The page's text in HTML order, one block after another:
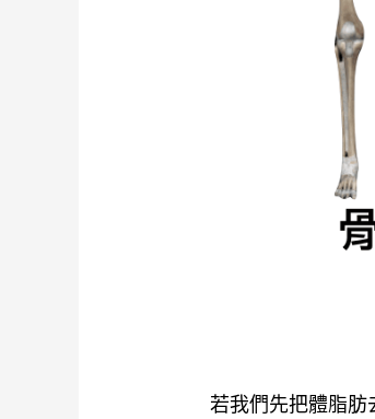
若我們先把體脂